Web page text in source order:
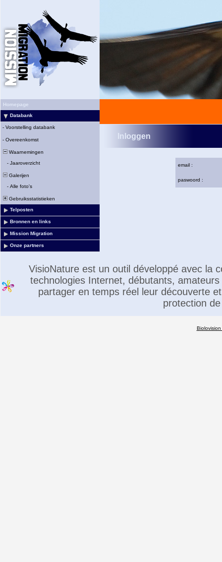
Homepage
Databank
- Voorstelling databank
- Overeenkomst
Waarnemingen
- Jaaroverzicht
Galerijen
- Alle foto's
Gebruiksstatistieken
Telposten
Bronnen en links
Mission Migration
Onze partners
Inloggen
email :
paswoord :
VisioNature est un outil développé avec la
technologies Internet, débutants,
partager en temps réel leur découverte
protection
Biolovision